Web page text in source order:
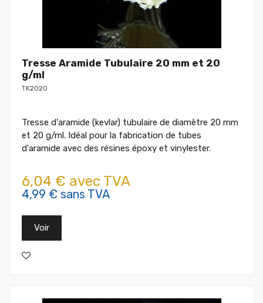
Tresse Aramide Tubulaire 20 mm et 20
g/ml
TK2020
Tresse d'aramide (kevlar) tubulaire de diamètre 20 mm
et 20 g/ml. Idéal pour la fabrication de tubes
d'aramide avec des résines époxy et vinylester.
6,04 € avec TVA
4,99 € sans TVA
Voir